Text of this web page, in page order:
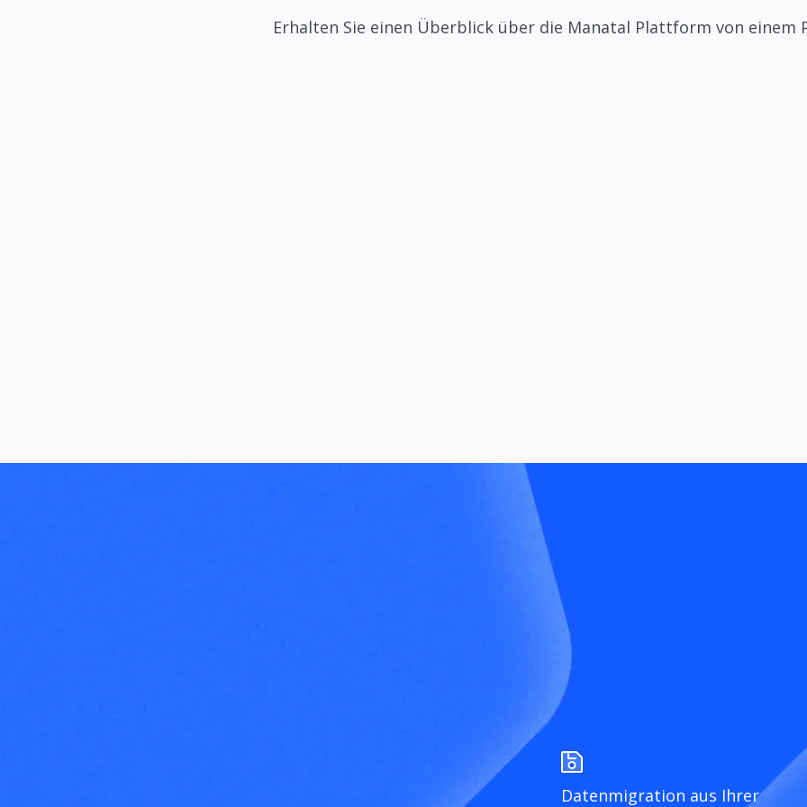
Erhalten Sie einen Überblick über die Manatal Plattform von einem
Datenmigration aus Ihrer